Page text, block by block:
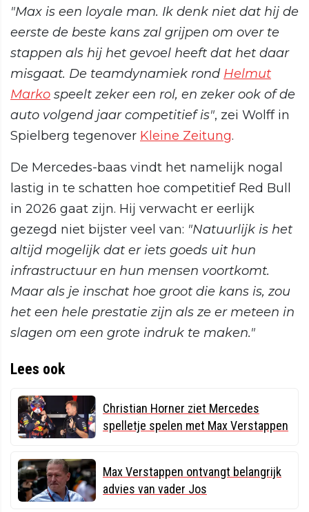
"Max is een loyale man. Ik denk niet dat hij de
eerste de beste kans zal grijpen om over te
stappen als hij het gevoel heeft dat het daar
misgaat. De teamdynamiek rond Helmut
Marko speelt zeker een rol, en zeker ook of de
auto volgend jaar competitief is", zei Wolff in
Spielberg tegenover Kleine Zeitung.
De Mercedes-baas vindt het namelijk nogal
lastig in te schatten hoe competitief Red Bull
in 2026 gaat zijn. Hij verwacht er eerlijk
gezegd niet bijster veel van: "Natuurlijk is het
altijd mogelijk dat er iets goeds uit hun
infrastructuur en hun mensen voortkomt.
Maar als je inschat hoe groot die kans is, zou
het een hele prestatie zijn als ze er meteen in
slagen om een ​​grote indruk te maken."
Lees ook
Christian Horner ziet Mercedes
spelletje spelen met Max Verstappen
Max Verstappen ontvangt belangrijk
advies van vader Jos